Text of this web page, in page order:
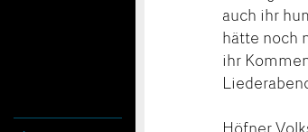
auch ihr
hätte noch
ihr
Höfner